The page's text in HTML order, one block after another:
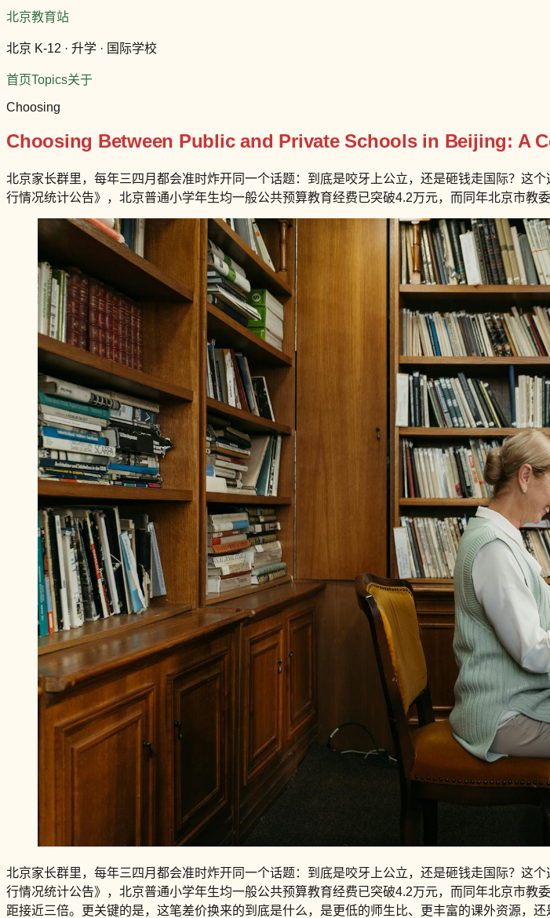
北京教育站
北京 K-12 · 升学 · 国际学校
首页Topics关于
Choosing
Choosing Between Public and Private Schools in Beijing: A
北京家长群里，每年三四月都会准时炸开同一个话题：到底是咬牙上公立，还是砸钱走国际？这
行情况统计公告》，北京普通小学年生均一般公共预算教育经费已突破4.2万元，而同年北京市
北京家长群里，每年三四月都会准时炸开同一个话题：到底是咬牙上公立，还是砸钱走国际？这
行情况统计公告》，北京普通小学年生均一般公共预算教育经费已突破4.2万元，而同年北京市
距接近三倍。更关键的是，这笔差价换来的到底是什么，是更低的师生比、更丰富的课外资源，